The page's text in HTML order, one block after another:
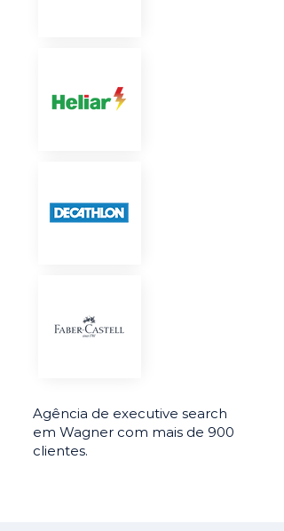
Agência de executive search
em Wagner com mais de 900
clientes.